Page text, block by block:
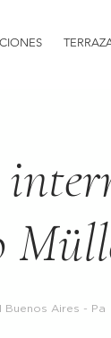
Buenos Aires - Pa